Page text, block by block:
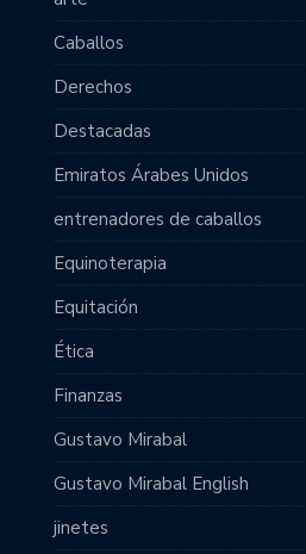
Caballos
Derechos
Destacadas
Emiratos Árabes Unidos
entrenadores de caballos
Equinoterapia
Equitación
Ética
Finanzas
Gustavo Mirabal
Gustavo Mirabal English
jinetes